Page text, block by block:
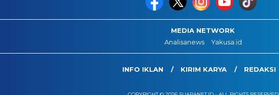
MEDIA NETWORK
Analisanews
Yakusa.id
INFO IKLAN KIRIM KARYA REDAKSI